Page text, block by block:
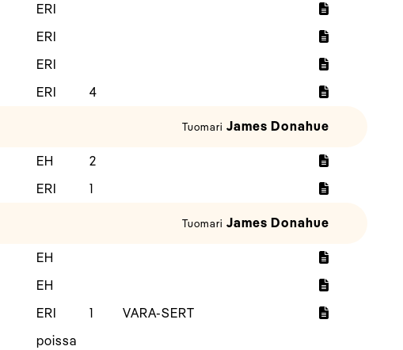
ERI
ERI
ERI
ERI 4
Tuomari James Donahue
EH
2
ERI 1
Tuomari James Donahue
EH
EH
ERI 1
VARA-SERT
poissa